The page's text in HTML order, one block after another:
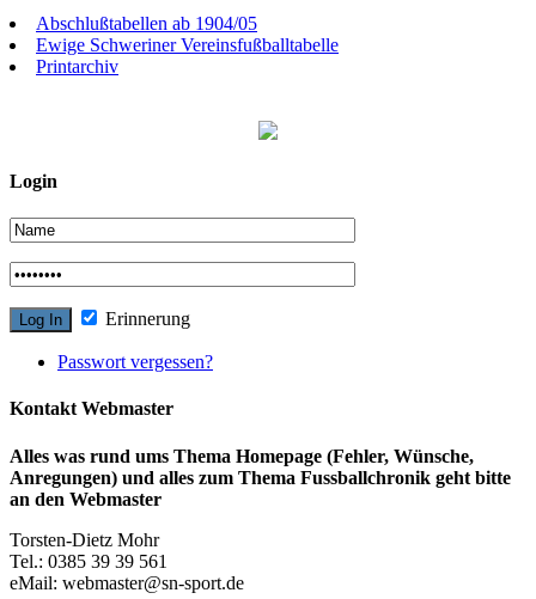
Abschlußtabellen ab 1904/05
Ewige Schweriner Vereinsfußballtabelle
Printarchiv
Login
Erinnerung
Passwort vergessen?
Kontakt Webmaster
Alles was rund ums Thema Homepage (Fehler, Wünsche,
Anregungen) und alles zum Thema Fussballchronik geht bitte
an den Webmaster
Torsten-Dietz Mohr
Tel.: 0385 39 39 561
eMail: webmaster@sn-sport.de